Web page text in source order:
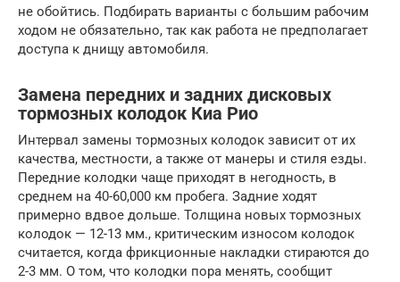
не обойтись. Подбирать варианты с большим рабочим
ходом не обязательно, так как работа не предполагает
доступа к днищу автомобиля.
Замена передних и задних дисковых
тормозных колодок Киа Рио
Интервал замены тормозных колодок зависит от их
качества, местности, а также от манеры и стиля езды.
Передние колодки чаще приходят в негодность, в
среднем на 40-60,000 км пробега. Задние ходят
примерно вдвое дольше. Толщина новых тормозных
колодок — 12-13 мм., критическим износом колодок
считается, когда фрикционные накладки стираются до
2-3 мм. О том, что колодки пора менять, сообщит